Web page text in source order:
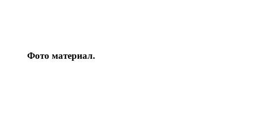
Фото материал.